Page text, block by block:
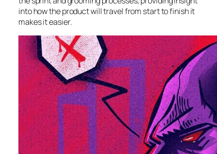
into how the product will travel from start to finish it
makes it easier.